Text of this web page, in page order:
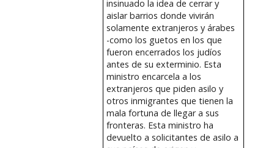
insinuado la idea de cerrar y
aislar barrios donde vivirán
solamente extranjeros y árabes
-como los guetos en los que
fueron encerrados los judíos
antes de su exterminio. Esta
ministro encarcela a los
extranjeros que piden asilo y
otros inmigrantes que tienen la
mala fortuna de llegar a sus
fronteras. Esta ministro ha
devuelto a solicitantes de asilo a